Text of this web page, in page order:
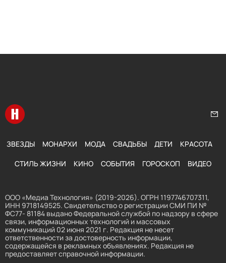
Перейти на главную
ЗВЕЗДЫ МОНАРХИ МОДА СВАДЬБЫ ДЕТИ КРАСОТА
СТИЛЬ ЖИЗНИ КИНО СОБЫТИЯ ГОРОСКОП ВИДЕО
ООО «Медиа Технология» (2019-2026). ОГРН 1197746707311,
ИНН 9718149525. Свидетельство о регистрации СМИ ПИ №
ФС77- 81184 выдано Федеральной службой по надзору в сфере
связи, информационных технологий и массовых
коммуникаций 02 июня 2021 г. Редакция не несет
ответственности за достоверность информации,
содержащейся в рекламных объявлениях. Редакция не
предоставляет справочной информации.